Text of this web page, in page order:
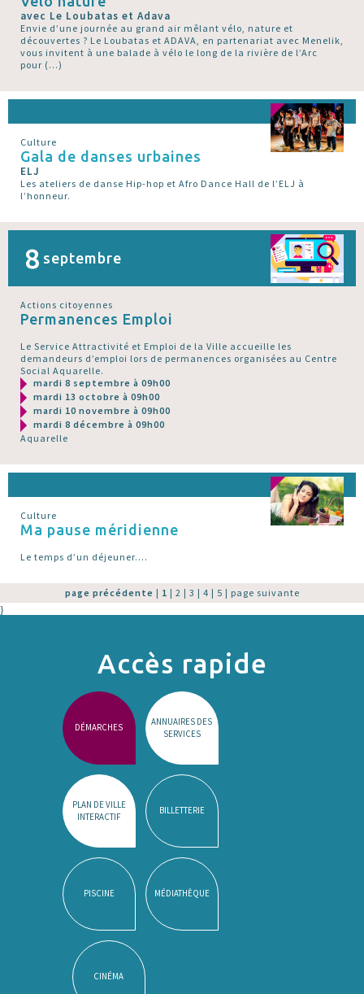
avec Le Loubatas et Adava
Envie d’une journée au grand air mêlant vélo, nature et
découvertes ? Le Loubatas et ADAVA, en partenariat avec Menelik,
vous invitent à une balade à vélo le long de la rivière de l’Arc
pour (…)
Culture
Gala de danses urbaines
ELJ
Les ateliers de danse Hip-hop et Afro Dance Hall de l’ELJ à
l’honneur.
8 septembre
Actions citoyennes
Permanences Emploi
Le Service Attractivité et Emploi de la Ville accueille les
demandeurs d’emploi lors de permanences organisées au Centre
Social Aquarelle.
mardi 8 septembre à 09h00
mardi 13 octobre à 09h00
mardi 10 novembre à 09h00
mardi 8 décembre à 09h00
Aquarelle
Culture
Ma pause méridienne
Le temps d’un déjeuner....
page précédente | 1 | 2 | 3 | 4 | 5 | page suivante
}
Accès rapide
DÉMARCHES
ANNUAIRES DES
SERVICES
PLAN DE VILLE
INTERACTIF
BILLETTERIE
PISCINE MÉDIATHÈQUE
CINÉMA